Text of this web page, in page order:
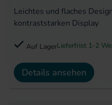
Leichtes und flaches
kontraststarken Display
Auf LagerLieferfrist 1-2
Details ansehen